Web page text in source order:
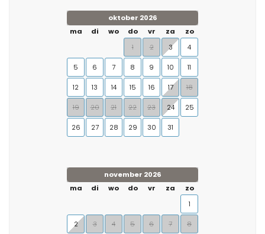
oktober 2026
ma
di wo do vr za
zo
1
2 3 4
5 6 7 8 9 10 11
12 13 14 15 16 17 18
19 20 21 22 23 24 25
26 27 28 29 30 31
november 2026
ma
di wo do vr za
zo
1
2 3 4 5 6 7 8